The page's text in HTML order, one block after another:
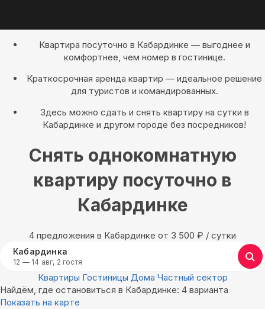
Квартира посуточно в Кабардинке — выгоднее и
комфортнее, чем номер в гостинице.
Краткосрочная аренда квартир — идеальное решение
для туристов и командированных.
Здесь можно сдать и снять квартиру на сутки в
Кабардинке и другом городе без посредников!
Снять однокомнатную
квартиру посуточно в
Кабардинке
4 предложения в Кабардинке oт 3 500 ₽ / сутки
Кабардинка
12 — 14 авг, 2 гостя
Квартиры Гостиницы Дома Частный сектор
Найдём, где остановиться в Кабардинке: 4 варианта
Показать на карте